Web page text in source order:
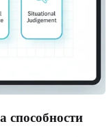
способности